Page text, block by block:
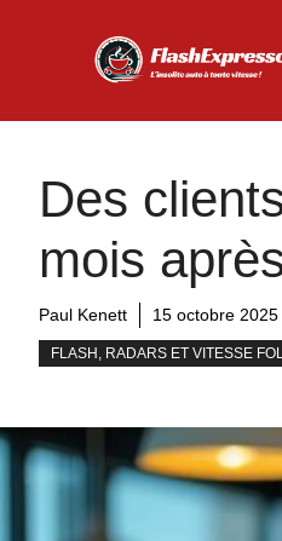
Des
mois
Paul Kenett 15 octobre 2025
FLASH, RADARS ET VITESSE